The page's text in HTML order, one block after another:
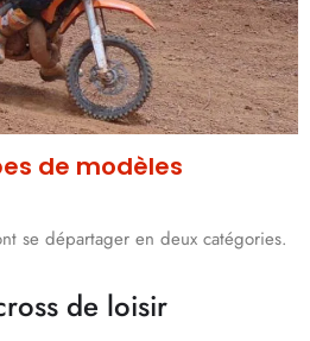
de modèles
se départager en deux catégories.
de loisir